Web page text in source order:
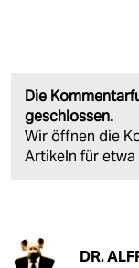
Die
geschlossen.
Wir öffnen die
Artikeln für etwa
DR.